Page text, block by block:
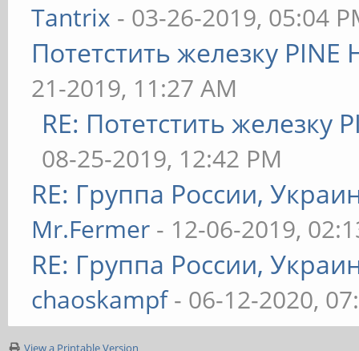
Tantrix - 03-26-2019, 05:04
Потетстить железку PINE
21-2019, 11:27 AM
RE: Потетстить железку
08-25-2019, 12:42 PM
RE: Группа России,
Mr.Fermer - 12-06-2019,
RE: Группа России,
chaoskampf- 06-12-2020,
View a Printable Version